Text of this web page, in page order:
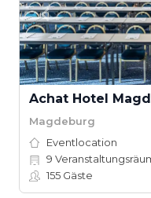
Achat Hotel
Magdeburg
Eventlocation
9
155 Gäste